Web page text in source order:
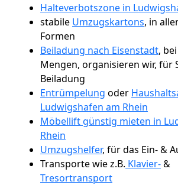
Halteverbotszone in
stabile Umzugskartons, in
Formen
Beiladung nach Eisenstadt,
Mengen, organisieren wir, für
Beiladung
Entrümpelung oder
Ludwigshafen am Rhein
Möbellift günstig mieten in
Rhein
Umzugshelfer, für das Ein- &
Transporte wie z.B. Klavier-&
Tresortransport